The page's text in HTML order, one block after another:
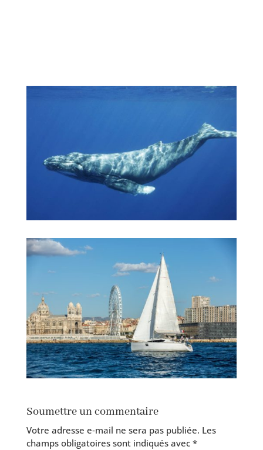
Soumettre un commentaire
Votre adresse e‑mail ne sera pas publiée. Les
champs obli­ga­toires sont indi­qués avec *